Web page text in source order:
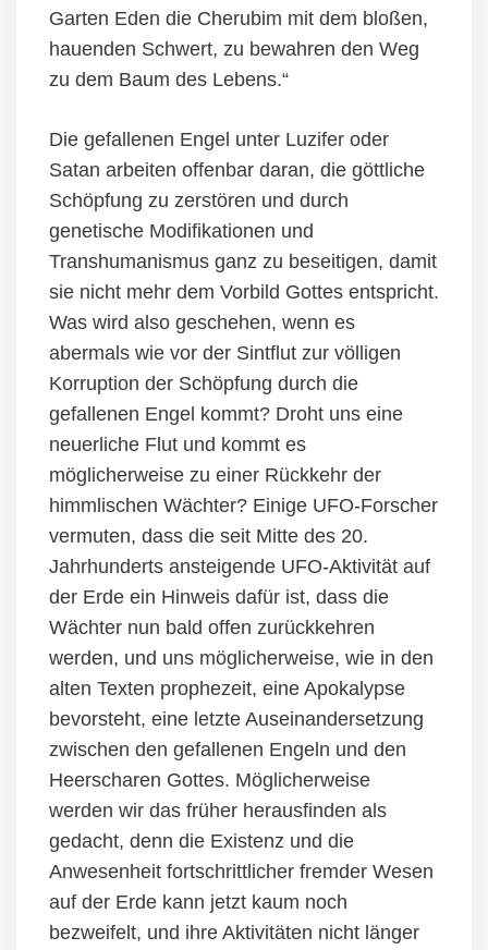
Garten Eden die Cherubim mit dem bloßen,
hauenden Schwert, zu bewahren den Weg
zu dem Baum des Lebens.“
Die gefallenen Engel unter Luzifer oder
Satan arbeiten offenbar daran, die göttliche
Schöpfung zu zerstören und durch
genetische Modifikationen und
Transhumanismus ganz zu beseitigen, damit
sie nicht mehr dem Vorbild Gottes entspricht.
Was wird also geschehen, wenn es
abermals wie vor der Sintflut zur völligen
Korruption der Schöpfung durch die
gefallenen Engel kommt? Droht uns eine
neuerliche Flut und kommt es
möglicherweise zu einer Rückkehr der
himmlischen Wächter? Einige UFO-Forscher
vermuten, dass die seit Mitte des 20.
Jahrhunderts ansteigende UFO-Aktivität auf
der Erde ein Hinweis dafür ist, dass die
Wächter nun bald offen zurückkehren
werden, und uns möglicherweise, wie in den
alten Texten prophezeit, eine Apokalypse
bevorsteht, eine letzte Auseinandersetzung
zwischen den gefallenen Engeln und den
Heerscharen Gottes. Möglicherweise
werden wir das früher herausfinden als
gedacht, denn die Existenz und die
Anwesenheit fortschrittlicher fremder Wesen
auf der Erde kann jetzt kaum noch
bezweifelt, und ihre Aktivitäten nicht länger